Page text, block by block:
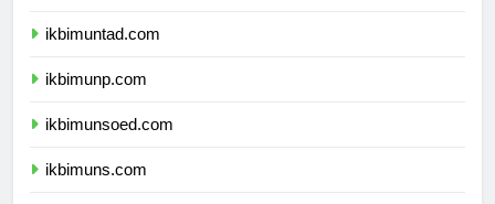
ikbimuntad.com
ikbimunp.com
ikbimunsoed.com
ikbimuns.com